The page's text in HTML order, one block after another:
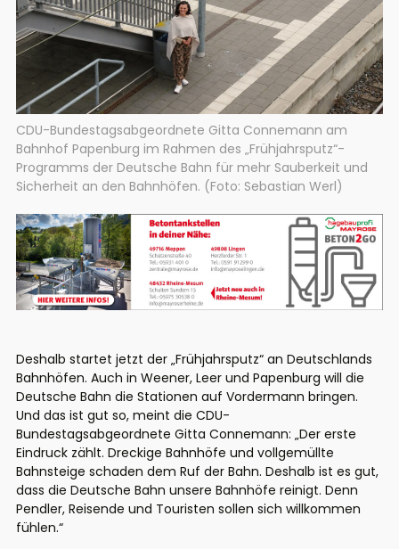
CDU-Bundestagsabgeordnete Gitta Connemann am
Bahnhof Papenburg im Rahmen des „Frühjahrsputz“-
Programms der Deutsche Bahn für mehr Sauberkeit und
Sicherheit an den Bahnhöfen. (Foto: Sebastian Werl)
Deshalb startet jetzt der „Frühjahrsputz“ an Deutschlands
Bahnhöfen. Auch in Weener, Leer und Papenburg will die
Deutsche Bahn die Stationen auf Vordermann bringen.
Und das ist gut so, meint die CDU-
Bundestagsabgeordnete Gitta Connemann: „Der erste
Eindruck zählt. Dreckige Bahnhöfe und vollgemüllte
Bahnsteige schaden dem Ruf der Bahn. Deshalb ist es gut,
dass die Deutsche Bahn unsere Bahnhöfe reinigt. Denn
Pendler, Reisende und Touristen sollen sich willkommen
fühlen.“